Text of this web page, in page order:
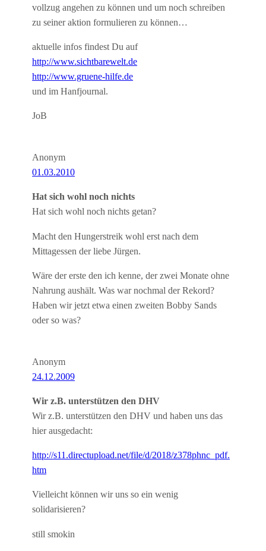
vollzug angehen zu können und um noch schreiben
zu seiner aktion formulieren zu können…
aktuelle infos findest Du auf
http://www.sichtbarewelt.de
http://www.gruene-hilfe.de
und im Hanfjournal.
JoB
Anonym
01.03.2010
Hat sich wohl noch nichts
Hat sich wohl noch nichts getan?
Macht den Hungerstreik wohl erst nach dem
Mittagessen der liebe Jürgen.
Wäre der erste den ich kenne, der zwei Monate ohne
Nahrung aushält. Was war nochmal der Rekord?
Haben wir jetzt etwa einen zweiten Bobby Sands
oder so was?
Anonym
24.12.2009
Wir z.B. unterstützen den DHV
Wir z.B. unterstützen den DHV und haben uns das
hier ausgedacht:
http://s11.directupload.net/file/d/2018/z378phnc_pdf.
htm
Vielleicht können wir uns so ein wenig
solidarisieren?
still smokin